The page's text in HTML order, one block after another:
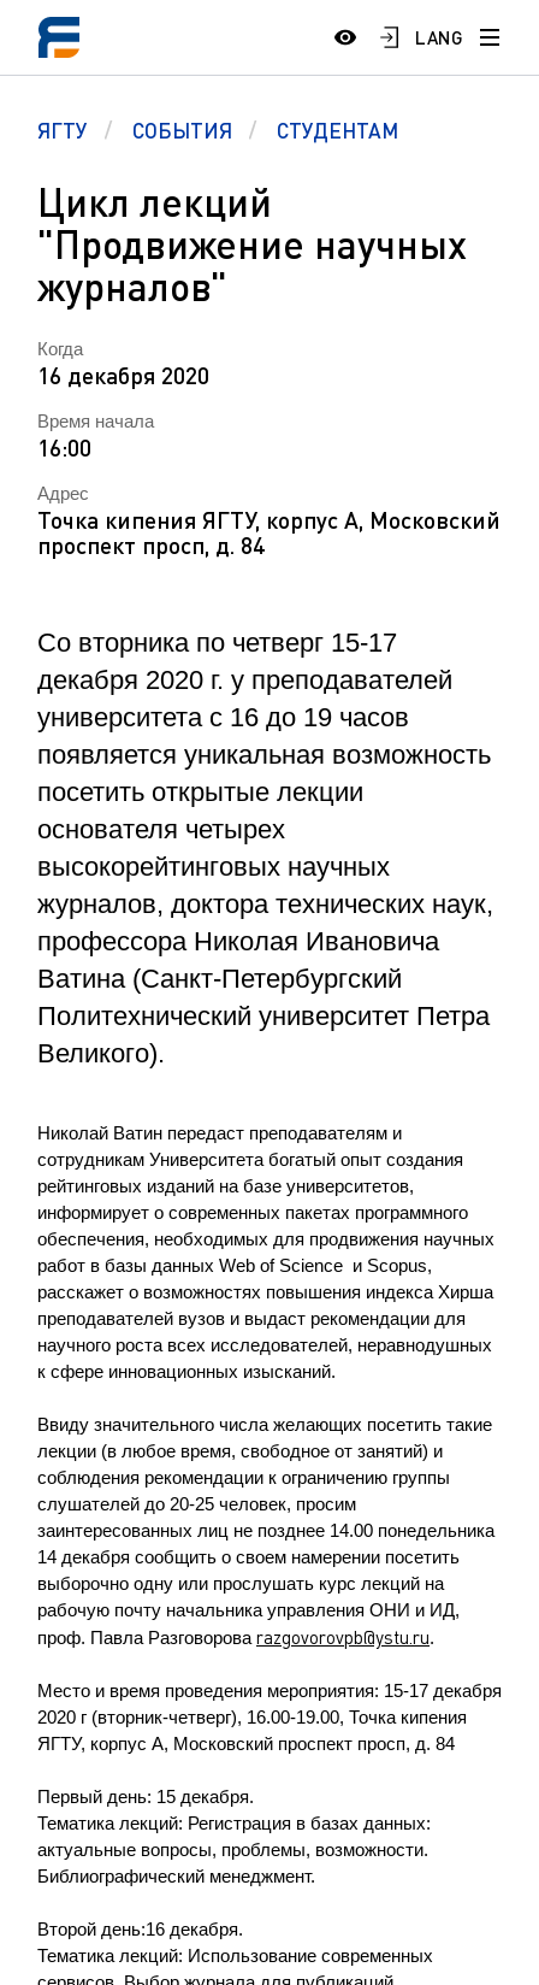
LANG
ЯГТУ СОБЫТИЯ СТУДЕНТАМ
Цикл лекций
"Продвижение научных
журналов"
Со вторника по четверг 15-17
декабря 2020 г. у преподавателей
университета с 16 до 19 часов
появляется уникальная возможность
посетить открытые лекции
основателя четырех
высокорейтинговых научных
журналов, доктора технических наук,
профессора Николая Ивановича
Ватина (Санкт-Петербургский
Политехнический университет Петра
Великого).
Николай Ватин передаст преподавателям и
сотрудникам Университета богатый опыт создания
рейтинговых изданий на базе университетов,
информирует о современных пакетах программного
обеспечения, необходимых для продвижения научных
работ в базы данных Web of Science и Scopus,
расскажет о возможностях повышения индекса Хирша
преподавателей вузов и выдаст рекомендации для
научного роста всех исследователей, неравнодушных
к сфере инновационных изысканий.
Ввиду значительного числа желающих посетить такие
лекции (в любое время, свободное от занятий) и
соблюдения рекомендации к ограничению группы
слушателей до 20-25 человек, просим
заинтересованных лиц не позднее 14.00 понедельника
14 декабря сообщить о своем намерении посетить
выборочно одну или прослушать курс лекций на
рабочую почту начальника управления ОНИ и ИД,
проф. Павла Разговороваrazgovorovpb@ystu.ru.
Место и время проведения мероприятия: 15-17 декабря
2020 г (вторник-четверг), 16.00-19.00, Точка кипения
ЯГТУ, корпус А, Московский проспект просп, д. 84
Первый день: 15 декабря.
Тематика лекций: Регистрация в базах данных:
актуальные вопросы, проблемы, возможности.
Библиографический менеджмент.
Второй день:16 декабря.
Тематика лекций: Использование современных
Когда
16 декабря 2020
Время начала
16:00
Адрес
Точка кипения ЯГТУ, корпус А, Московский
проспект просп, д. 84